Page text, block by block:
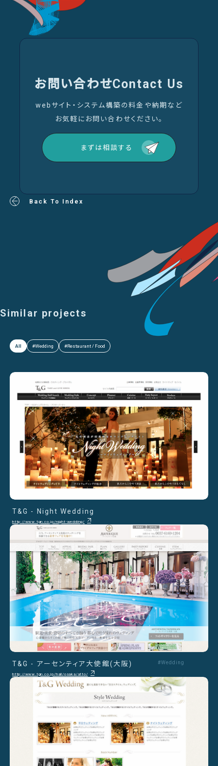
お問い合わせContact Us
webサイト・システム構築の料金や納期など
お気軽にお問い合わせください。
まずは相談する
Back To Index
Similar projects
All #Wedding #Restaurant / Food
T&G - Night Wedding
http://www.tgn.co.jp/night-wedding/
T&G - アーセンティア大使館(大阪)
http://www.tgn.co.jp/hall/osaka/atto/
#Wedding